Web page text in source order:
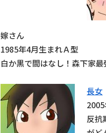
嫁さん
1985年4月生まれＡ型
白か黒で間はなし！森下家最
長女
反抗